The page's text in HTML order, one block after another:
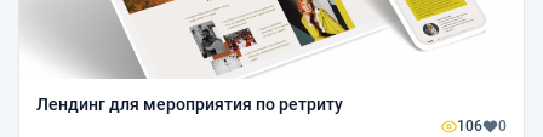
Лендинг для мероприятия по ретриту
106 0